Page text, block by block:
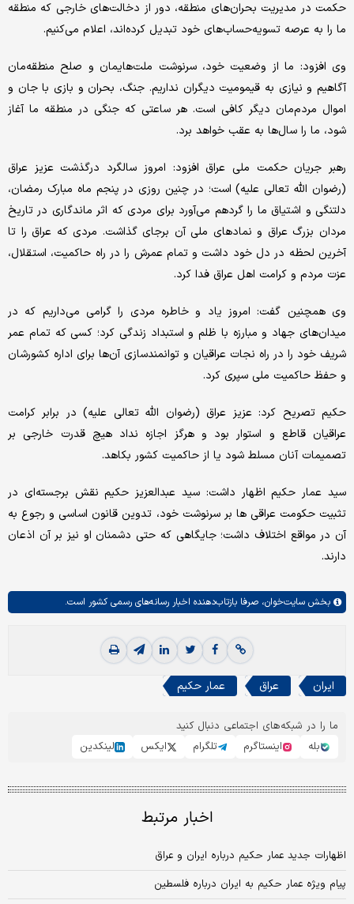
حکمت در مدیریت بحران‌های منطقه، دور از دخالت‌های خارجی که منطقه
ما را به عرصه تسویه‌حساب‌های خود تبدیل کرده‌اند، اعلام می‌کنیم.
وی افزود: ما از وضعیت خود، سرنوشت ملت‌هایمان و صلح منطقه‌مان
آگاهیم و نیازی به قیمومیت دیگران نداریم. جنگ‌، بحران‌ و بازی با جان و
اموال مردم‌مان دیگر کافی است. هر ساعتی که جنگی در منطقه ما آغاز
شود، ما را سال‌ها به عقب خواهد برد.
رهبر جریان حکمت ملی عراق افزود: امروز سالگرد درگذشت عزیز عراق
(رضوان الله تعالی علیه) است؛ در چنین روزی در پنجم ماه مبارک رمضان،
دلتنگی و اشتیاق ما را گردهم می‌آورد برای مردی که اثر ماندگاری در تاریخ
مردان بزرگ عراق و نمادهای ملی آن برجای گذاشت. مردی که عراق را تا
آخرین لحظه در دل خود داشت و تمام عمرش را در راه حاکمیت، استقلال،
عزت مردم و کرامت اهل عراق فدا کرد.
وی همچنین گفت: امروز یاد و خاطره مردی را گرامی می‌داریم که در
میدان‌های جهاد و مبارزه با ظلم و استبداد زندگی کرد؛ کسی که تمام عمر
شریف خود را در راه نجات عراقیان و توانمندسازی آن‌ها برای اداره کشورشان
و حفظ حاکمیت ملی سپری کرد.
حکیم تصریح کرد: عزیز عراق (رضوان الله تعالی علیه) در برابر کرامت
عراقیان قاطع و استوار بود و هرگز اجازه نداد هیچ قدرت خارجی بر
تصمیمات آنان مسلط شود یا از حاکمیت کشور بکاهد.
سید عمار حکیم اظهار داشت: سید عبدالعزیز حکیم نقش برجسته‌ای در
تثبیت حکومت عراقی ها بر سرنوشت خود، تدوین قانون اساسی و رجوع به
آن در مواقع اختلاف داشت؛ جایگاهی که حتی دشمنان او نیز بر آن اذعان
دارند.
بخش سایت‌خوان، صرفا بازتاب‌دهنده اخبار رسانه‌های رسمی کشور است.
ایران عراق عمار حکیم
ما را در شبکه‌های اجتماعی دنبال کنید
بله
اینستاگرم تلگرام ایکس لینکدین
اخبار مرتبط
اظهارات جدید عمار حکیم درباره ایران و عراق
پیام ویژه عمار حکیم به ایران درباره فلسطین